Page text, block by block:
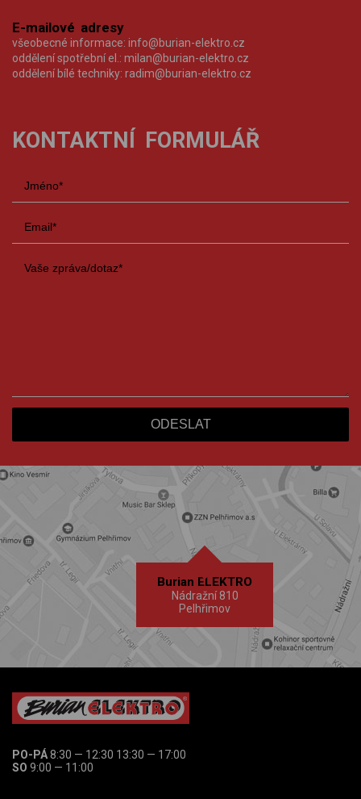
E-mailové adresy
všeobecné informace: info@burian-elektro.cz
oddělení spotřební el.: milan@burian-elektro.cz
oddělení bílé techniky: radim@burian-elektro.cz
KONTAKTNÍ FORMULÁŘ
Burian ELEKTRO
Nádražní 810
Pelhřimov
PO-PÁ8:30 — 12:30 13:30 — 17:00
SO 9:00 — 11:00